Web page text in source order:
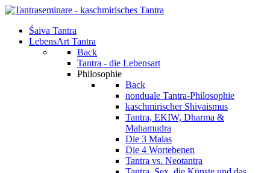
Śaiva Tantra
LebensArt Tantra
Back
Tantra - die Lebensart
Philosophie
Back
nonduale Tantra-Philosophie
kaschmirischer Shivaismus
Tantra, EKIW, Dharma &
Mahamudra
Die 3 Malas
Die 4 Wortebenen
Tantra vs. Neotantra